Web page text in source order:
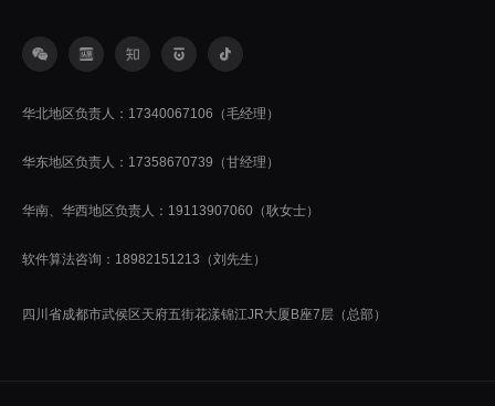
华北地区负责人：17340067106（毛经理）
华东地区负责人：17358670739（甘经理）
华南、华西地区负责人：19113907060（耿女士）
软件算法咨询：18982151213（刘先生）
四川省成都市武侯区天府五街花漾锦江JR大厦B座7层（总部）